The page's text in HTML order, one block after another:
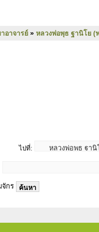
อาจารย์ » หลวงพ่อพุธ ฐานิโย
ไปที่:
จักร